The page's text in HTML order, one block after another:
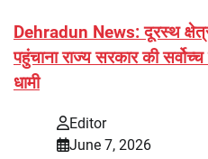
Dehradun News: दूरस्थ
पहुंचाना राज्य सरकार की
धामी
Editor
June 7, 2026